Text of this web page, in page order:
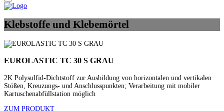
Klebstoffe und Klebemörtel
EUROLASTIC TC 30 S GRAU
2K Polysulfid-Dichtstoff zur Ausbildung von horizontalen und vertikalen
Stößen, Kreuzungs- und Anschlusspunkten; Verarbeitung mit mobiler
Kartuschenabfüllstation möglich
ZUM PRODUKT